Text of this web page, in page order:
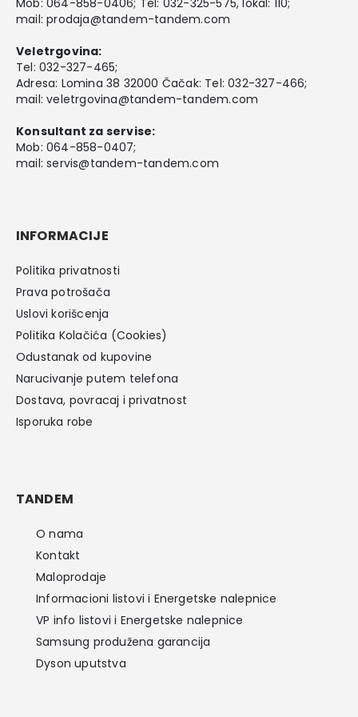
Mob: 064-858-0406; Tel: 032-325-575, lokal: 110;
mail:prodaja@tandem-tandem.com
Veletrgovina:
Tel: 032-327-465;
Adresa: Lomina 38 32000 Čačak: Tel: 032-327-466;
mail:veletrgovina@tandem-tandem.com
Konsultant za servise:
Mob: 064-858-0407;
mail:servis@tandem-tandem.com
INFORMACIJE
Politika privatnosti
Prava potrošača
Uslovi korišcenja
Politika Kolačića (Cookies)
Odustanak od kupovine
Narucivanje putem telefona
Dostava, povracaj i privatnost
Isporuka robe
TANDEM
O nama
Kontakt
Maloprodaje
Informacioni listovi i Energetske nalepnice
VP info listovi i Energetske nalepnice
Samsung produžena garancija
Dyson uputstva